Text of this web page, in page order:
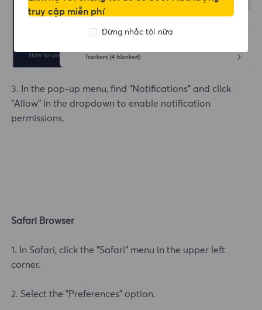
3. In the pop-up menu, find "Notifications" and click
"Allow" in the dropdown to enable notification
permissions.
Safari Browser
1. In Safari, click the "Safari" menu in the upper left
corner.
2. Select the "Preferences" option.
truy cập miễn phí
Đừng nhắc tôi nữa